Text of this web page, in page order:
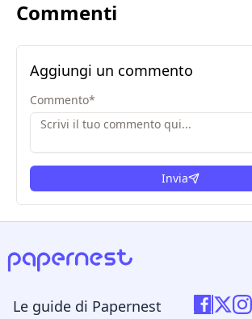
Commenti
Aggiungi un commento
Commento*
Invia
Le guide di Papernest